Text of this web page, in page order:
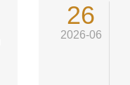
26
2026-06